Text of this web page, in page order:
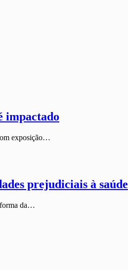
impactado
exposição…
prejudiciais à saúde
da…